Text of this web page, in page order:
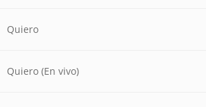
Quiero
Quiero (En vivo)